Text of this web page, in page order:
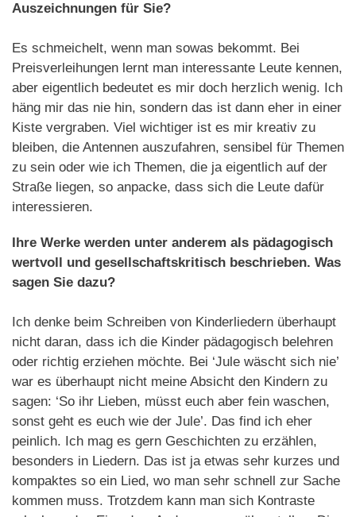
Auszeichnungen für Sie?
Es schmeichelt, wenn man sowas bekommt. Bei
Preisverleihungen lernt man interessante Leute kennen,
aber eigentlich bedeutet es mir doch herzlich wenig. Ich
häng mir das nie hin, sondern das ist dann eher in einer
Kiste vergraben. Viel wichtiger ist es mir kreativ zu
bleiben, die Antennen auszufahren, sensibel für Themen
zu sein oder wie ich Themen, die ja eigentlich auf der
Straße liegen, so anpacke, dass sich die Leute dafür
interessieren.
Ihre Werke werden unter anderem als pädagogisch
wertvoll und gesellschaftskritisch beschrieben. Was
sagen Sie dazu?
Ich denke beim Schreiben von Kinderliedern überhaupt
nicht daran, dass ich die Kinder pädagogisch belehren
oder richtig erziehen möchte. Bei ‘Jule wäscht sich nie’
war es überhaupt nicht meine Absicht den Kindern zu
sagen: ‘So ihr Lieben, müsst euch aber fein waschen,
sonst geht es euch wie der Jule’. Das find ich eher
peinlich. Ich mag es gern Geschichten zu erzählen,
besonders in Liedern. Das ist ja etwas sehr kurzes und
kompaktes so ein Lied, wo man sehr schnell zur Sache
kommen muss. Trotzdem kann man sich Kontraste